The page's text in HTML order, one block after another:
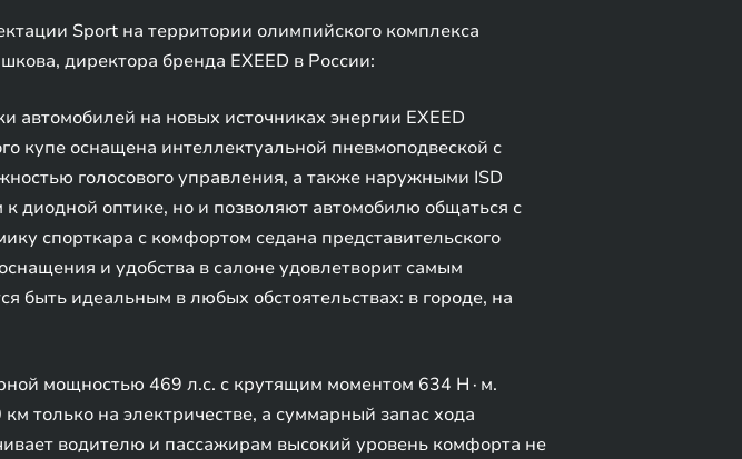
Sport на территории олимпийского комплекса
директора бренда EXEED в России:
на новых источниках энергии EXEED
купе оснащена интеллектуальной пневмоподвеской с
голосового управления, а также наружными ISD
диодной оптике, но и позволяют автомобилю общаться с
спорткара с комфортом седана представительского
и удобства в салоне удовлетворит самым
быть идеальным в любых обстоятельствах: в городе, на
мощностью 469 л.с. с крутящим моментом 634 Н∙м.
только на электричестве, а суммарный запас хода
водителю и пассажирам высокий уровень комфорта не